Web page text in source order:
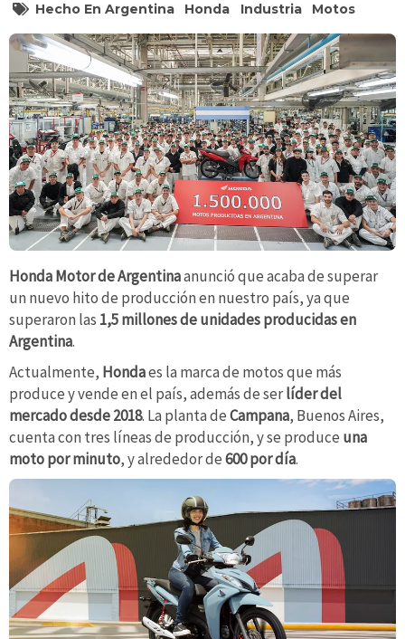
Hecho En Argentina Honda Industria Motos
Honda Motor de Argentinaanunció que acaba de superar
un nuevo hito de producción en nuestro país, ya que
superaron las 1,5 millones de unidades producidas en
Argentina.
Actualmente, Hondaes la marca de motos que más
produce y vende en el país, además de serlíder del
mercado desde 2018. La planta deCampana, Buenos Aires,
cuenta con tres líneasde producción, y se produce una
moto por minuto, y alrededor de600 por día.